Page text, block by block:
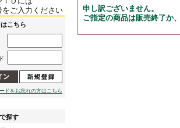
をご入力ください
こちら
ドをお忘れの方はこちら
探す
申し訳ございません。
ご指定の商品は販売終了か